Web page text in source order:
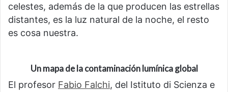
celestes, además de la que producen las estrellas
distantes, es la luz natural de la noche, el resto
es cosa nuestra.
Un mapa de la contaminación lumínica global
El profesor Fabio Falchi, del Istituto di Scienza e